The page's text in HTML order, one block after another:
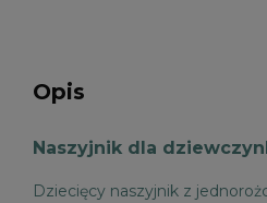
Opis
Naszyjnik dla
Dziecięcy naszyjnik z